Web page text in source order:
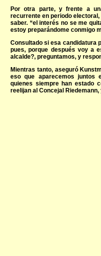
Por otra parte, y frente a
recurrente en periodo
saber. “el interés no se me
estoy preparándome conmigo
Consultado si esa candidatura
pues, porque después voy a
alcalde?, preguntamos, y
Mientras tanto, aseguró
eso que aparecemos juntos
quienes siempre han estado
reelijan al Concejal